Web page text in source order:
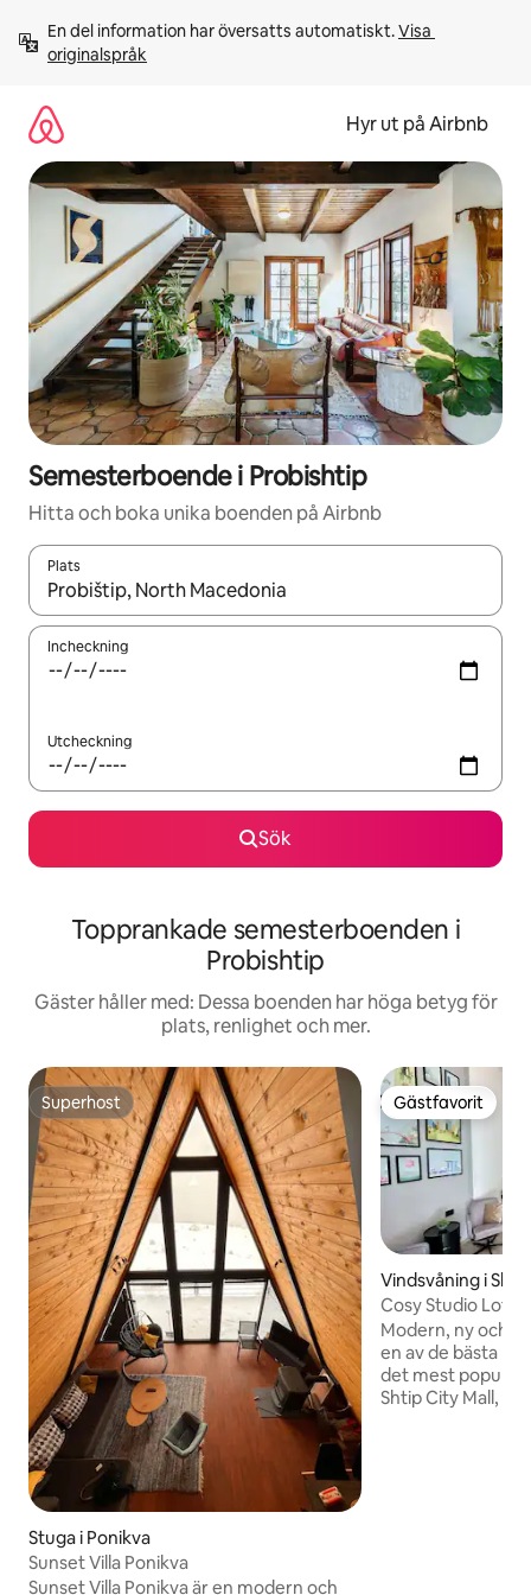
innehåll
En del information har översatts automatiskt. Visa
originalspråk
Hyr ut på Airbnb
Semesterboende i Probishtip
Hitta och boka unika boenden på Airbnb
Plats
När resultaten är tillgängliga kan du navigera med upp- och
Incheckning
Utcheckning
Sök
Topprankade semesterboenden i
Probishtip
Gäster håller med: Dessa boenden har höga betyg för
plats, renlighet och mer.
Superhost
Superhost
Stuga i Ponikva
Sunset Villa Ponikva
Sunset Villa Ponikva är en modern och
Gästfavorit
Gästfavorit
Vindsvåning i
Cosy Studio Loft
Modern, ny och
en av de bästa
det mest
Shtip City Mall,